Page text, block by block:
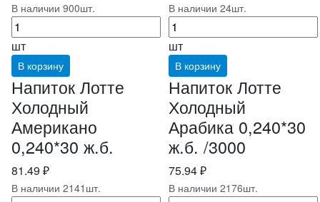
В наличии 900шт.
шт
В корзину
В наличии 24шт.
шт
В корзину
Напиток Лотте
Холодный
Американо
0,240*30 ж.б.
81.49 ₽
В наличии 2141шт.
Напиток Лотте
Холодный
Арабика 0,240*30
ж.б. /3000
75.94 ₽
В наличии 2176шт.